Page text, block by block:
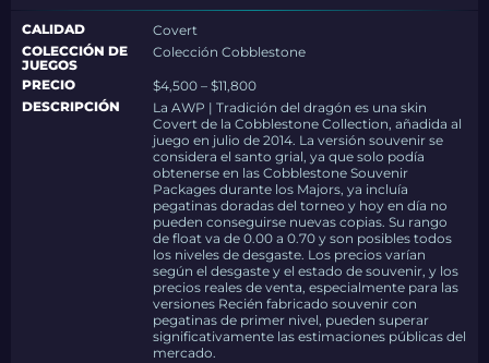
CALIDAD
Covert
COLECCIÓN DE
JUEGOS
Colección Cobblestone
PRECIO
$4,500 – $11,800
DESCRIPCIÓN
La AWP | Tradición del dragón es una skin
Covert de la Cobblestone Collection, añadida al
juego en julio de 2014. La versión souvenir se
considera el santo grial, ya que solo podía
obtenerse en las Cobblestone Souvenir
Packages durante los Majors, ya incluía
pegatinas doradas del torneo y hoy en día no
pueden conseguirse nuevas copias. Su rango
de float va de 0.00 a 0.70 y son posibles todos
los niveles de desgaste. Los precios varían
según el desgaste y el estado de souvenir, y los
precios reales de venta, especialmente para las
versiones Recién fabricado souvenir con
pegatinas de primer nivel, pueden superar
significativamente las estimaciones públicas del
mercado.